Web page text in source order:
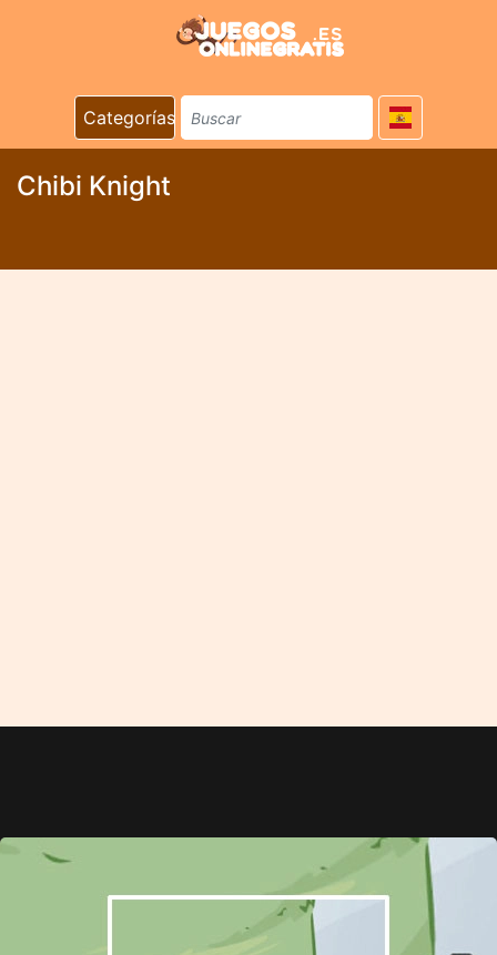
Categorías
Chibi Knight